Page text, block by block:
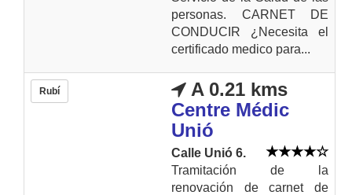
personas. CARNET DE
CONDUCIR ¿Necesita el
certificado medico para...
Rubí
A 0.21 kms
Centre Médic
Unió
Calle Unió 6.
Tramitación de la
renovación de carnet de